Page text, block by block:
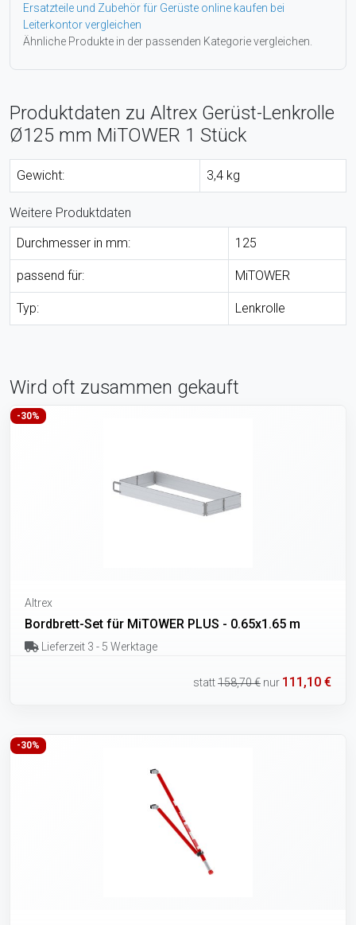
Ersatzteile und Zubehör für Gerüste online kaufen bei
Leiterkontor vergleichen
Ähnliche Produkte in der passenden Kategorie vergleichen.
Produktdaten zu Altrex Gerüst-Lenkrolle
Ø125 mm MiTOWER 1 Stück
Gewicht: 3,4 kg
Weitere Produktdaten
Durchmesser in mm:
125
passend für: MiTOWER
Typ: Lenkrolle
Wird oft zusammen gekauft
-30%
Altrex
Bordbrett-Set für MiTOWER PLUS - 0.65x1.65 m
Lieferzeit 3 - 5 Werktage
statt158,70 € nur 111,10 €
-30%